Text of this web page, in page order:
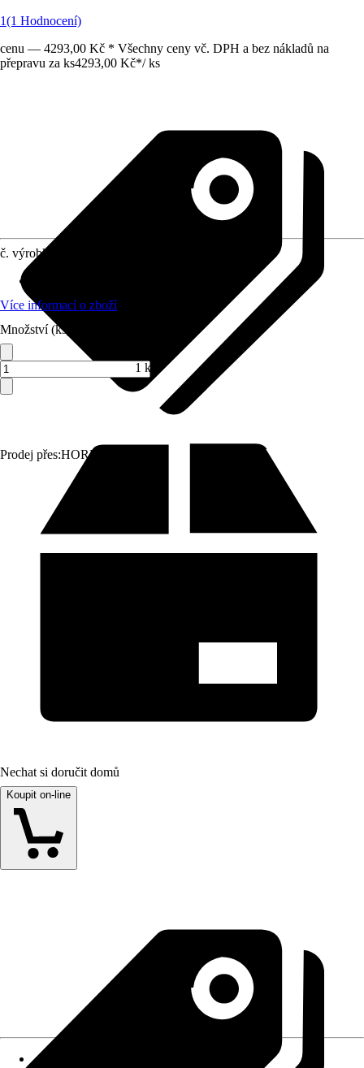
1(1 Hodnocení)
cenu — 4293,00 Kč * Všechny ceny vč. DPH a bez nákladů na
přepravu za ks4293,00 Kč*/ ks
Prodej přes:HORNBACH
č. výrobku
Více informací o zboží
Množství (ks)
1 ks
Nechat si doručit domů
Koupit on-line